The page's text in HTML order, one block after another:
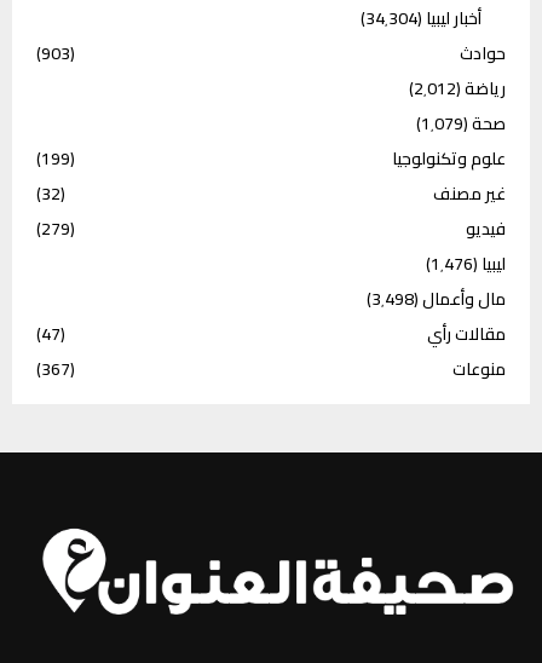
أخبار ليبيا(34٬304)
حوادث
(903)
رياضة(2٬012)
صحة(1٬079)
علوم وتكنولوجيا
(199)
غير مصنف
(32)
فيديو
(279)
ليبيا(1٬476)
مال وأعمال(3٬498)
مقالات رأي
(47)
منوعات
(367)